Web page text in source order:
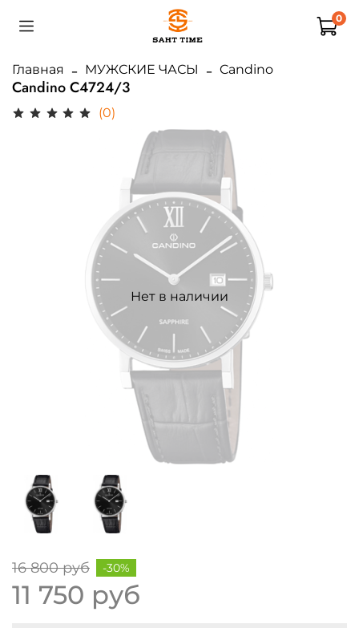
0
Главная МУЖСКИЕ ЧАСЫ Candino
Candino C4724/3
(0)
Нет в наличии
16 800 руб
11 750 руб
-30%